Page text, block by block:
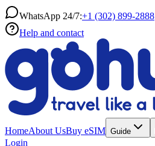
WhatsApp 24/7:+1 (302) 899-2888
Help and contact
HomeAbout UsBuy eSIM Guide
Login